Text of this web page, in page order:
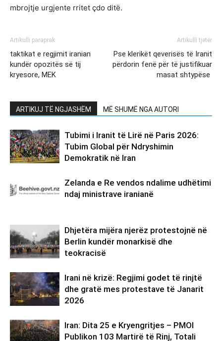
mbrojtje urgjente rritet çdo ditë.
Artikulli paraprak
taktikat e regjimit iranian
kundër opozitës së tij
kryesore, MEK
Artikulli tjetër
Pse klerikët qeverisës të Iranit
përdorin fenë për të justifikuar
masat shtypëse
ARTIKUJ TË NGJASHËM MË SHUMË NGA AUTORI
Tubimi i Iranit të Lirë në Paris 2026:
Tubim Global për Ndryshimin
Demokratik në Iran
Zelanda e Re vendos ndalime udhëtimi
ndaj ministrave iranianë
Dhjetëra mijëra njerëz protestojnë në
Berlin kundër monarkisë dhe
teokracisë
Irani në krizë: Regjimi godet të rinjtë
dhe gratë mes protestave të Janarit
2026
Iran: Dita 25 e Kryengritjes – PMOI
Publikon 103 Martirë të Rinj, Totali